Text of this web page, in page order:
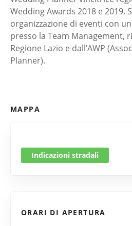
Wedding Awards 2018 e 2019.
organizzazione di eventi con
presso la Team Management,
Regione Lazio e dall’AWP
Planner).
MAPPA
Indicazioni stradali
ORARI DI APERTURA